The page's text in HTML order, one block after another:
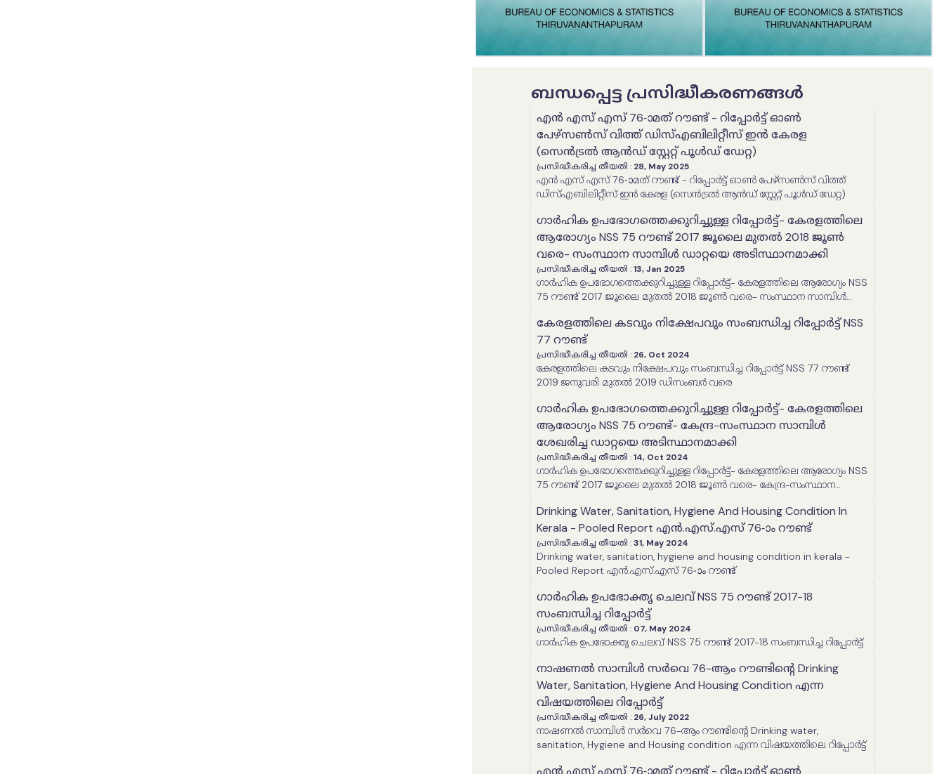
ബന്ധപ്പെട്ട പ്രസിദ്ധീകരണങ്ങൾ
എൻ എസ് എസ് 76-ാമത് റൗണ്ട് - റിപ്പോർട്ട് ഓൺ
പേഴ്സൺസ് വിത്ത് ഡിസ്എബിലിറ്റീസ് ഇൻ കേരള
(സെൻട്രൽ ആൻഡ് സ്റ്റേറ്റ് പൂൾഡ് ഡേറ്റ)
പ്രസിദ്ധീകരിച്ച തീയതി : 28, May 2025
എൻ എസ് എസ് 76-ാമത് റൗണ്ട് - റിപ്പോർട്ട് ഓൺ പേഴ്സൺസ് വിത്ത്
ഡിസ്എബിലിറ്റീസ് ഇൻ കേരള (സെൻട്രൽ ആൻഡ് സ്റ്റേറ്റ് പൂൾഡ് ഡേറ്റ)
ഗാർഹിക ഉപഭോഗത്തെക്കുറിച്ചുള്ള റിപ്പോർട്ട്- കേരളത്തിലെ
ആരോഗ്യം NSS 75 റൗണ്ട് 2017 ജൂലൈ മുതൽ 2018 ജൂൺ
വരെ- സംസ്ഥാന സാമ്പിൾ ഡാറ്റയെ അടിസ്ഥാനമാക്കി
പ്രസിദ്ധീകരിച്ച തീയതി :13, Jan 2025
ഗാർഹിക ഉപഭോഗത്തെക്കുറിച്ചുള്ള റിപ്പോർട്ട്- കേരളത്തിലെ ആരോഗ്യം NSS
75 റൗണ്ട് 2017 ജൂലൈ മുതൽ 2018 ജൂൺ വരെ- സംസ്ഥാന സാമ്പിൾ
കേരളത്തിലെ കടവും നിക്ഷേപവും സംബന്ധിച്ച റിപ്പോർട്ട് NSS
77 റൗണ്ട്
പ്രസിദ്ധീകരിച്ച തീയതി : 26, Oct 2024
കേരളത്തിലെ കടവും നിക്ഷേപവും സംബന്ധിച്ച റിപ്പോർട്ട് NSS 77 റൗണ്ട്
2019 ജനുവരി മുതൽ 2019 ഡിസംബർ വരെ
ഗാർഹിക ഉപഭോഗത്തെക്കുറിച്ചുള്ള റിപ്പോർട്ട്- കേരളത്തിലെ
ആരോഗ്യം NSS 75 റൗണ്ട്- കേന്ദ്ര-സംസ്ഥാന സാമ്പിൾ
ശേഖരിച്ച ഡാറ്റയെ അടിസ്ഥാനമാക്കി
പ്രസിദ്ധീകരിച്ച തീയതി :14, Oct 2024
ഗാർഹിക ഉപഭോഗത്തെക്കുറിച്ചുള്ള റിപ്പോർട്ട്- കേരളത്തിലെ ആരോഗ്യം NSS
75 റൗണ്ട് 2017 ജൂലൈ മുതൽ 2018 ജൂൺ വരെ- കേന്ദ്ര-സംസ്ഥാന
Drinking Water, Sanitation, Hygiene And Housing Condition In
Kerala - Pooled Report എൻ.എസ്.എസ് 76-ാം റൗണ്ട്
പ്രസിദ്ധീകരിച്ച തീയതി :31, May 2024
Drinking water, sanitation, hygiene and housing condition in kerala -
Pooled Report എൻ.എസ്.എസ് 76-ാം റൗണ്ട്
ഗാർഹിക ഉപഭോക്തൃ ചെലവ് NSS 75 റൗണ്ട് 2017-18
സംബന്ധിച്ച റിപ്പോർട്ട്
പ്രസിദ്ധീകരിച്ച തീയതി : 07, May 2024
ഗാർഹിക ഉപഭോക്തൃ ചെലവ് NSS 75 റൗണ്ട് 2017-18 സംബന്ധിച്ച റിപ്പോർട്ട്
നാഷണൽ സാമ്പിൾ സർവെ 76-ആം റൗണ്ടിന്റെ Drinking
Water, Sanitation, Hygiene And Housing Condition എന്ന
വിഷയത്തിലെ റിപ്പോർട്ട്
പ്രസിദ്ധീകരിച്ച തീയതി : 26, July 2022
നാഷണൽ സാമ്പിൾ സർവെ 76-ആം റൗണ്ടിന്റെ Drinking water,
sanitation, Hygiene and Housing condition എന്ന വിഷയത്തിലെ റിപ്പോർട്ട്
എൻ എസ് എസ് 76-ാമത് റൗണ്ട് - റിപ്പോർട്ട് ഓൺ